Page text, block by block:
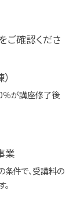
ご確認くださ
％が講座修了後
業
件で、受講料の